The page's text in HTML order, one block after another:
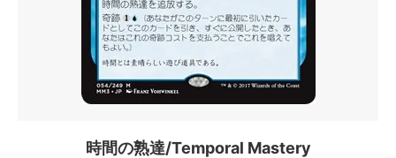
時間の熟達/Temporal Mastery